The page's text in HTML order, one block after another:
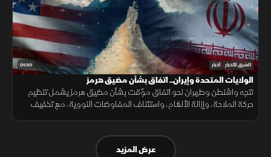
01:30 الشرق للأخبار أخبار
الولايات المتحدة وإيران.. اتفاق بشأن مضيق هرمز
تتجه واشنطن وطهران نحو اتفاق مؤقت بشأن مضيق هرمز يشمل تنظيم
حركة الملاحة، وإزالة الألغام، واستئناف المفاوضات النووية، مع تخفيف
عرض المزيد